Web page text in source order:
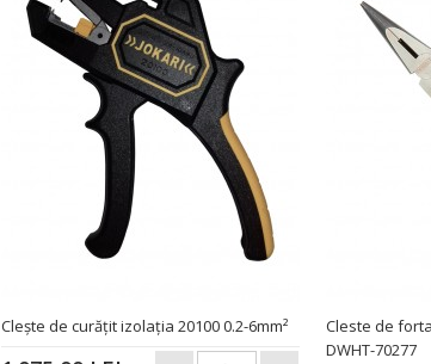
Cleşte de curăţit izolaţia 20100 0.2-6mm²
Cleste de
DWHT-70277